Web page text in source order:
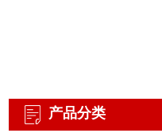
产品分类